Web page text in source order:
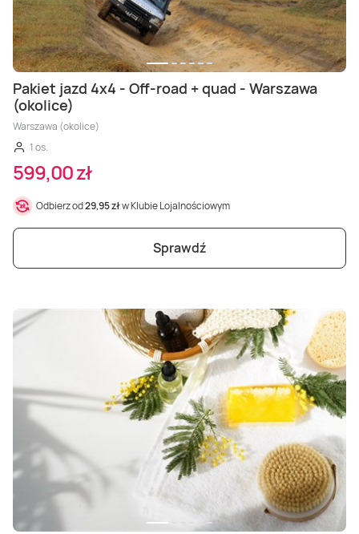
Pakiet jazd 4x4 - Off-road + quad - Warszawa
(okolice)
Warszawa (okolice)
1 os.
599,00 zł
Odbierz od29,95 złw Klubie Lojalnościowym
Sprawdź